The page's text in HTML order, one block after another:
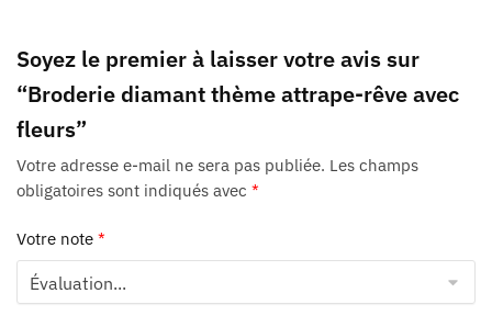
Soyez le premier à laisser votre avis sur
“Broderie diamant thème attrape-rêve avec
fleurs”
Votre adresse e-mail ne sera pas publiée. Les champs
obligatoires sont indiqués avec *
Votre note *